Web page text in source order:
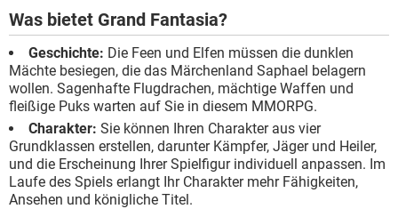
Was bietet Grand Fantasia?
Geschichte: Die Feen und Elfen müssen die dunklen
Mächte besiegen, die das Märchenland Saphael belagern
wollen. Sagenhafte Flugdrachen, mächtige Waffen und
fleißige Puks warten auf Sie in diesem MMORPG.
Charakter: Sie können Ihren Charakter aus vier
Grundklassen erstellen, darunter Kämpfer, Jäger und Heiler,
und die Erscheinung Ihrer Spielfigur individuell anpassen. Im
Laufe des Spiels erlangt Ihr Charakter mehr Fähigkeiten,
Ansehen und königliche Titel.